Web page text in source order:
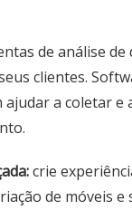
de análise
clientes.
a coletar
crie
de móveis